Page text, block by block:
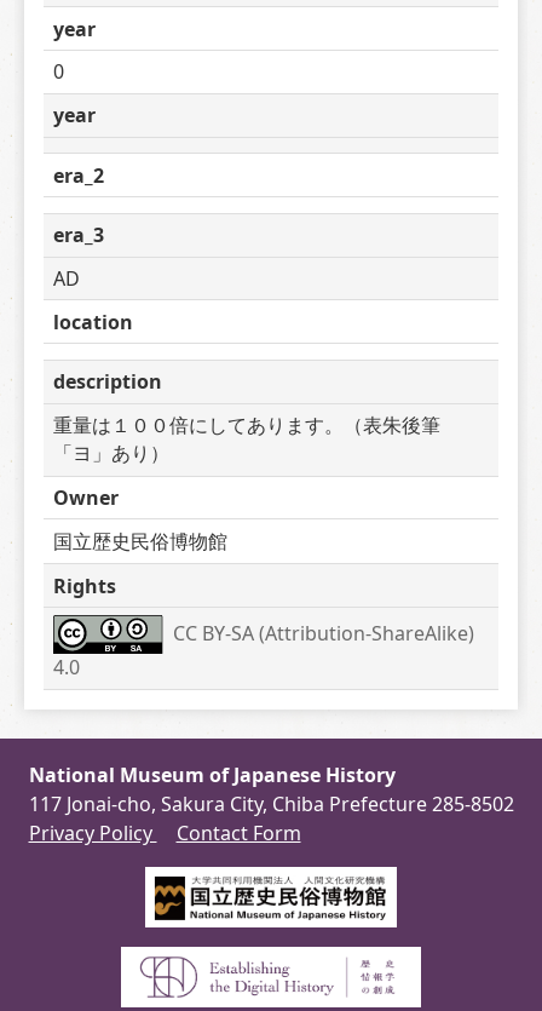
year
0
year
era_2
era_3
AD
location
description
重量は１００倍にしてあります。（表朱後筆
「ヨ」あり）
Owner
国立歴史民俗博物館
Rights
CC BY-SA (Attribution-ShareAlike)
4.0
National Museum of Japanese History
117 Jonai-cho, Sakura City, Chiba Prefecture 285-8502
Privacy Policy
Contact Form